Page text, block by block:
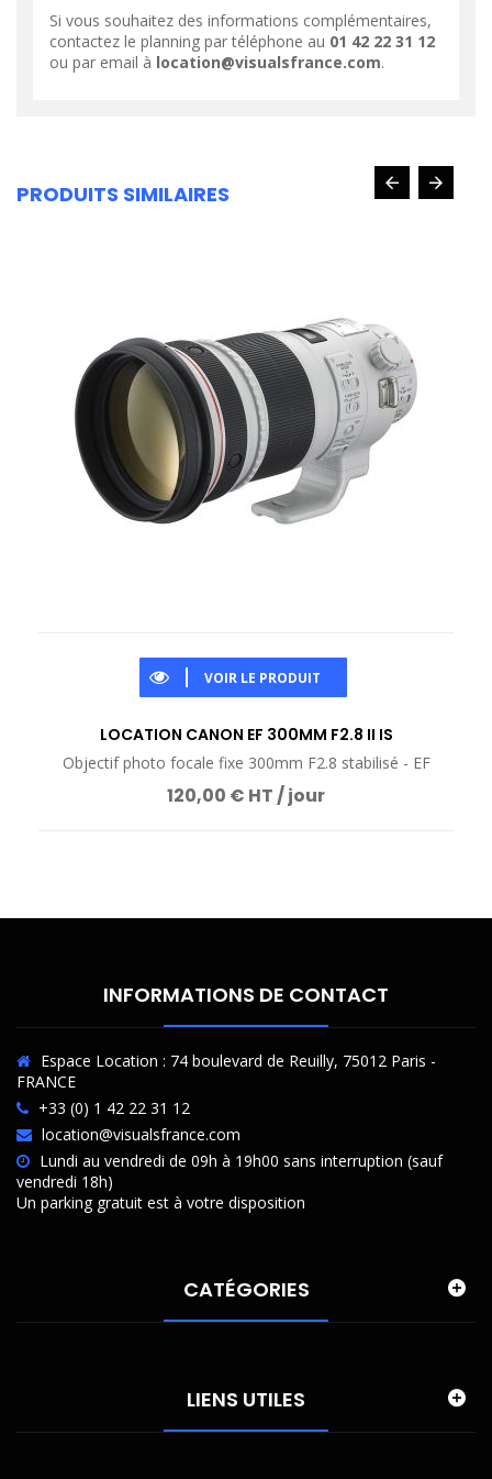
Si vous souhaitez des informations complémentaires,
contactez le planning par téléphone au 01 42 22 31 12
ou par email à location@visualsfrance.com.
PRODUITS SIMILAIRES
VOIR LE PRODUIT
LOCATION CANON EF 300MM F2.8 II IS
Objectif photo focale fixe 300mm F2.8 stabilisé - EF
120,00 € HT / jour
INFORMATIONS DE CONTACT
Espace Location : 74 boulevard de Reuilly, 75012 Paris -
FRANCE
+33 (0) 1 42 22 31 12
location@visualsfrance.com
Lundi au vendredi de 09h à 19h00 sans interruption (sauf
vendredi 18h)
Un parking gratuit est à votre disposition
CATÉGORIES
LIENS UTILES